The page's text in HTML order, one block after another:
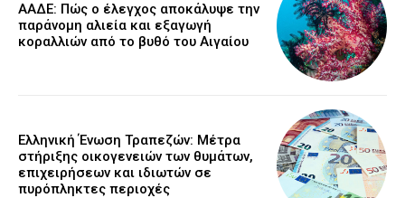
ΑΑΔΕ: Πώς ο έλεγχος αποκάλυψε την
παράνομη αλιεία και εξαγωγή
κοραλλιών από το βυθό του Αιγαίου
Ελληνική Ένωση Τραπεζών: Μέτρα
στήριξης οικογενειών των θυμάτων,
επιχειρήσεων και ιδιωτών σε
πυρόπληκτες περιοχές